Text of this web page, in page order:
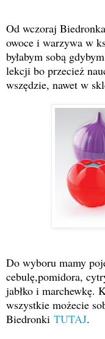
Od wczoraj
owoce i warzywa w
byłabym sobą
lekcji bo przecież
wszędzie, nawet w
Do wyboru mamy
cebulę,pomidora,
jabłko i marchewkę.
wszystkie możecie
Biedronki TUTAJ.